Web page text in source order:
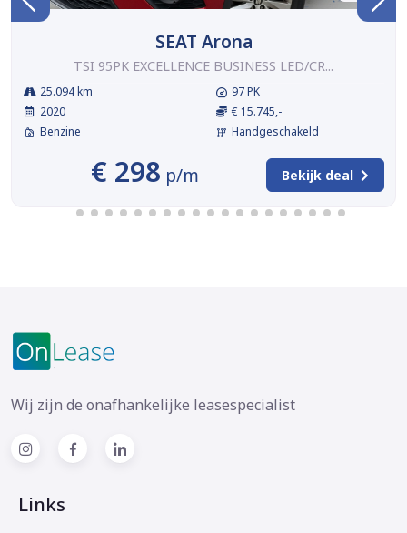
SEAT Arona
TSI 95PK EXCELLENCE BUSINESS LED/CR...
25.094 km
2020
Benzine
97 PK
€ 15.745,-
Handgeschakeld
€ 298 p/m Bekijk deal
Wij zijn de onafhankelijke leasespecialist
Links